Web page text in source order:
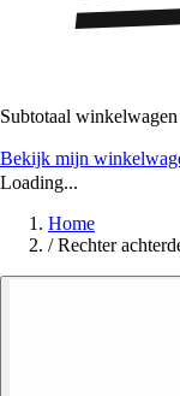
Subtotaal winkelwagen
Bekijk mijn
Loading...
Home
/ Rechter